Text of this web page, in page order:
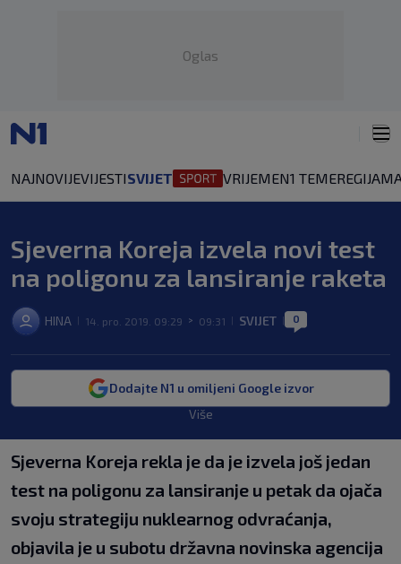
Oglas
NAJNOVIJEVIJESTISVIJET VRIJEMEN1 TEMEREGIJA
Sjeverna Koreja izvela novi test
na poligonu za lansiranje raketa
HINA 14. pro. 2019. 09:29 > 09:31 SVIJET 0
Dodajte N1 u omiljeni Google izvor
Više
Sjeverna Koreja rekla je da je izvela još jedan
test na poligonu za lansiranje u petak da ojača
svoju strategiju nuklearnog odvraćanja,
objavila je u subotu državna novinska agencija